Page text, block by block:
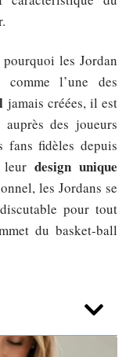
les Jordan
comme l’une des
jamais créées, il est
des joueurs
fans fidèles depuis
leur design unique
les Jordans se
pour tout
du basket-ball